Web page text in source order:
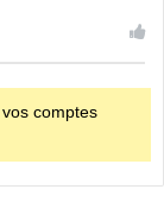
comptes